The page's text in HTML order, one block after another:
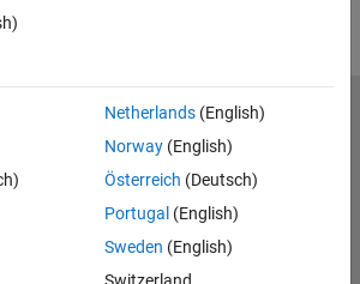
Netherlands(English)
Norway(English)
Österreich (Deutsch)
Portugal (English)
Sweden (English)
Datenschutz-Richtlinien
Status von Anwendungen
Inc.
Website auswählen
Deutschland